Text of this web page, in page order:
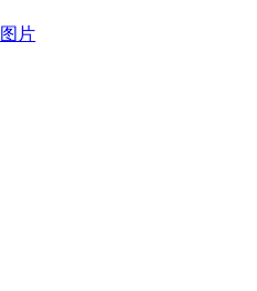
片